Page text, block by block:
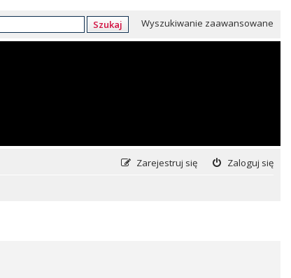
Szukaj Wyszukiwanie zaawansowane
Zaloguj się
Zarejestruj się